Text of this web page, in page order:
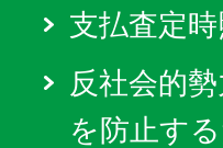
支払査定
反社会的
を防止す